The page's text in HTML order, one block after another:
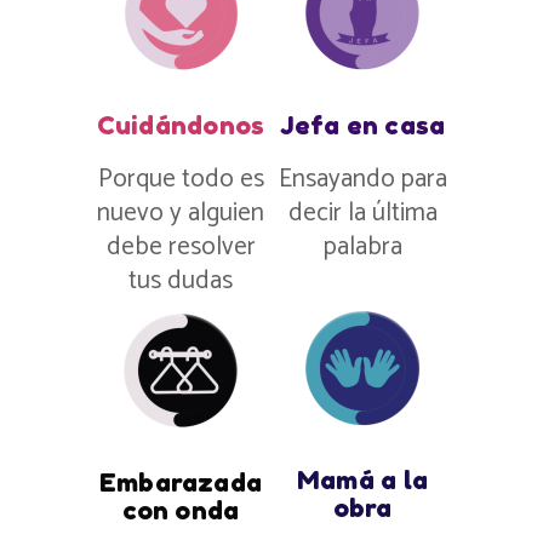
Cuidándonos
Porque todo es
nuevo y alguien
debe resolver
tus dudas
Embarazada
con onda
Jefa en casa
Ensayando para
decir la última
palabra
Mamá a la
obra